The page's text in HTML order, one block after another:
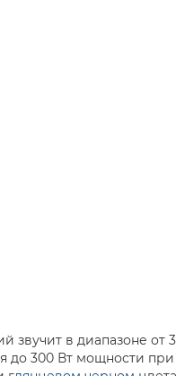
звучит в диапазоне
до 300 Вт мощности